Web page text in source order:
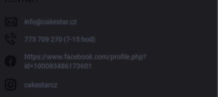
info@cakestar.cz
773 709 270 (7-15 hod)
https://www.facebook.com/profile.php?
id=100083486173601
cakestarcz